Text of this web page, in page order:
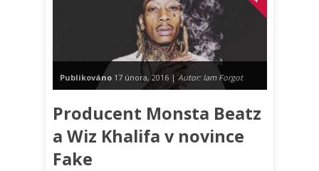
Publikováno 17 února, 2016 | Autor: Iam Forgot
Producent Monsta Beatz
a Wiz Khalifa v novince
Fake